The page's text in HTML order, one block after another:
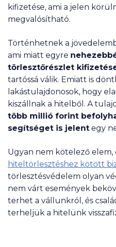
kifizetése, ami a jelen
megvalósítható.
Történhetnek a
ami miatt egyre
törlesztőrészlet
tartóssá válik. Emiatt is
lakástulajdonosok, hogy
kiszállnak a hitelből. A
több millió forint
segítséget is jelent egy
Ugyan nem kötelező
hiteltörlesztéshez kötött
törlesztésvédelem olyan
nem várt események
terhet a vállunkról, és
terheljük a hitelünk